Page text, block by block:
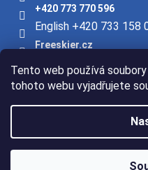
Tento web používá
tohoto webu vyjadřujete
+420 773 770 596
English +420 733 158
Freeskier.cz
Youtube/freeskier.cz
Copyright 2026